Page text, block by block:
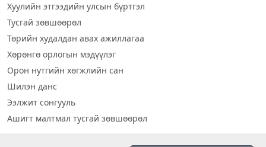
Хуулийн этгээдийн улсын бүртгэл
Тусгай зөвшөөрөл
Төрийн худалдан авах ажиллагаа
Хөрөнгө орлогын мэдүүлэг
Орон нутгийн хөгжлийн сан
Шилэн данс
Ээлжит сонгууль
Ашигт малтмал тусгай зөвшөөрөл